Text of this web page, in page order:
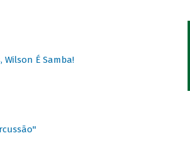
Wilson É Samba!